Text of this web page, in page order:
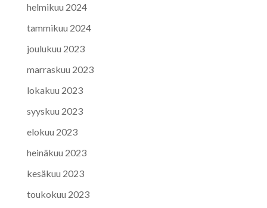
helmikuu 2024
tammikuu 2024
joulukuu 2023
marraskuu 2023
lokakuu 2023
syyskuu 2023
elokuu 2023
heinäkuu 2023
kesäkuu 2023
toukokuu 2023